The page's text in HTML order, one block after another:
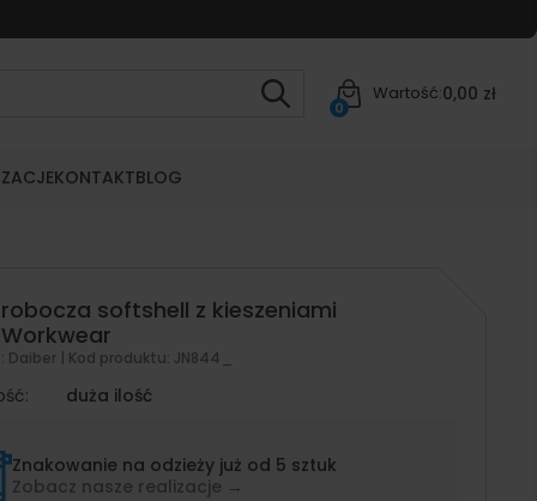
Wartość:0,00 zł
0
KONTAKTBLOG
softshell z kieszeniami
Daiber | Kod produktu: JN844_
duża ilość
Znakowanie na odzieży już od 5 sztuk
Zobacz nasze realizacje →